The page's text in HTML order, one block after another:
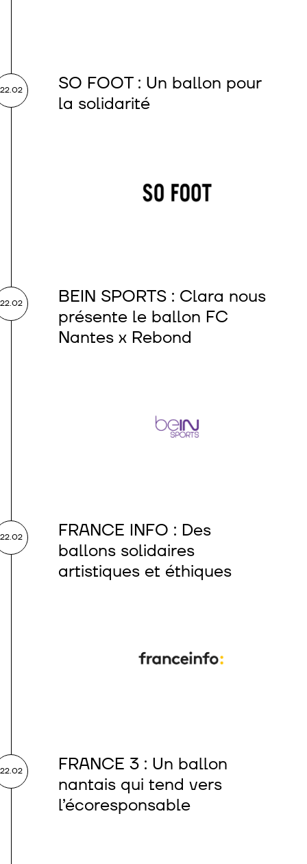
22.02
SO FOOT : Un ballon pour
la solidarité
22.02
BEIN SPORTS : Clara nous
présente le ballon FC
Nantes x Rebond
22.02
FRANCE INFO : Des
ballons solidaires
artistiques et éthiques
22.02
FRANCE 3 : Un ballon
nantais qui tend vers
l’écoresponsable